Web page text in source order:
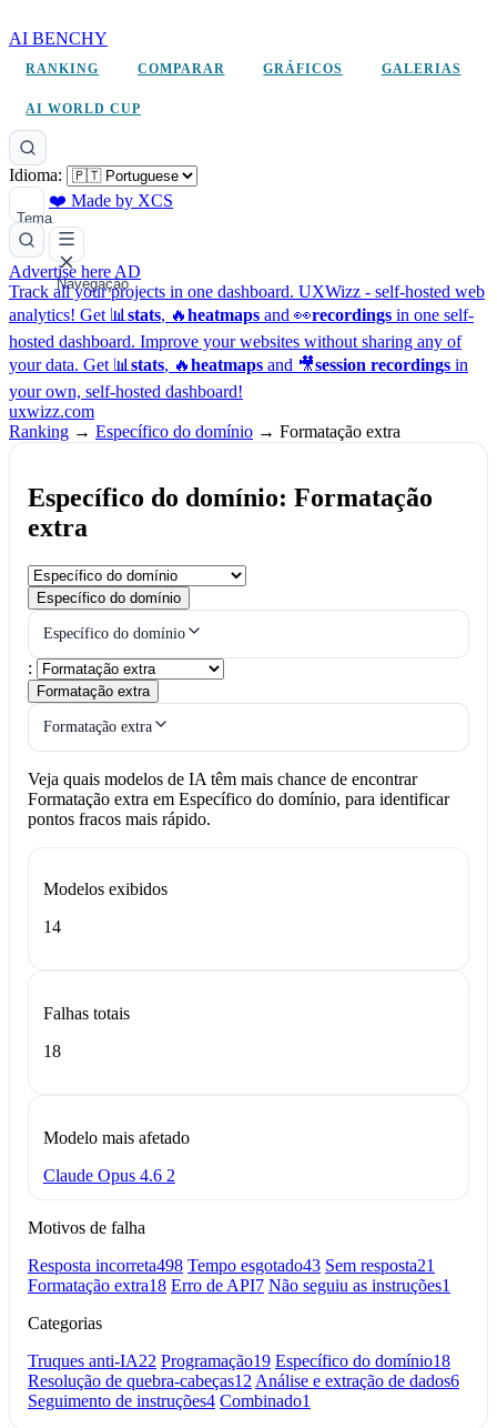
AI BENCHY
RANKING COMPARAR GRÁFICOS GALERIAS
AI WORLD CUP
Idioma:
Tema
❤️ Made by XCS
Navegação
Advertise here AD
Track all your projects in one dashboard. UXWizz - self-hosted web
analytics! Get 📊 stats, 🔥heatmaps and 👀recordings in one self-
hosted dashboard. Improve your websites without sharing any of
your data. Get 📊 stats, 🔥heatmaps and 🎥session recordings in
your own, self-hosted dashboard!
uxwizz.com
Ranking → Específico do domínio → Formatação extra
Específico do domínio: Formatação
extra
Específico do domínio
Específico do domínio
:
Formatação extra
Formatação extra
Veja quais modelos de IA têm mais chance de encontrar
Formatação extra em Específico do domínio, para identificar
pontos fracos mais rápido.
Modelos exibidos
14
Falhas totais
18
Modelo mais afetado
Claude Opus 4.6 2
Motivos de falha
Resposta incorreta498 Tempo esgotado43 Sem resposta21
Formatação extra18 Erro de API7 Não seguiu as instruções1
Categorias
Truques anti-IA22 Programação19 Específico do domínio18
Resolução de quebra-cabeças12 Análise e extração de dados6
Seguimento de instruções4 Combinado1